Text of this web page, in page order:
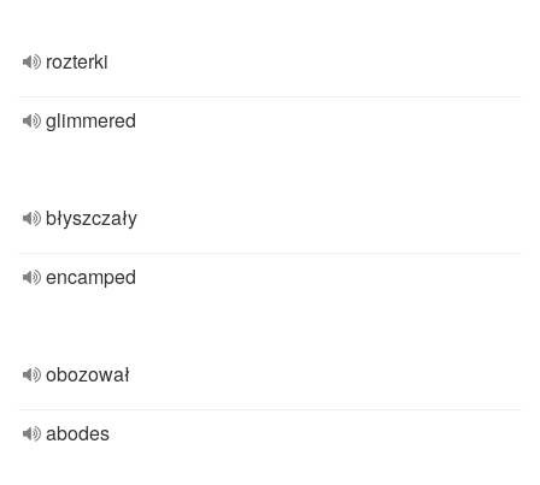
rozterki
glimmered
błyszczały
encamped
obozował
abodes